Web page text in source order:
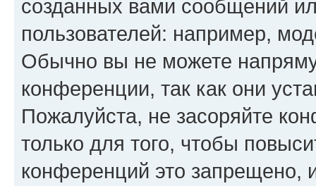
созданных вами сообщений
пользователей: например,
Обычно вы не можете
конференции, так как они
Пожалуйста, не засоряйте
только для того, чтобы
конференций это запрещено,